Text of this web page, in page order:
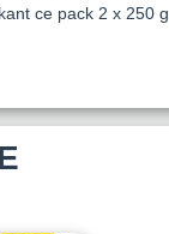
ce pack 2 x 250